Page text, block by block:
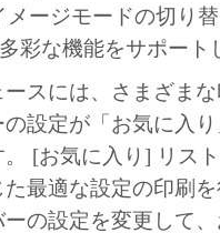
ージモードの切り
彩な機能をサポート
スには、さまざま
設定が「お気に入
[お気に入り] リス
最適な設定の印刷
の設定を変更して